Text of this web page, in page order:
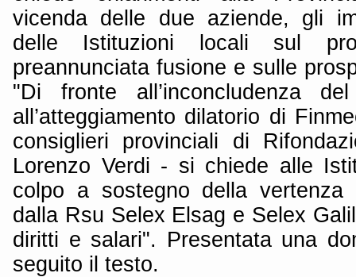
vicenda delle due aziende, gli
delle Istituzioni locali sul
preannunciata fusione e sulle
"Di fronte all’inconcludenza
all’atteggiamento dilatorio di
consiglieri provinciali di
Lorenzo Verdi - si chiede alle
colpo a sostegno della vertenza
dalla Rsu Selex Elsag e Selex
diritti e salari". Presentata una
seguito il testo.